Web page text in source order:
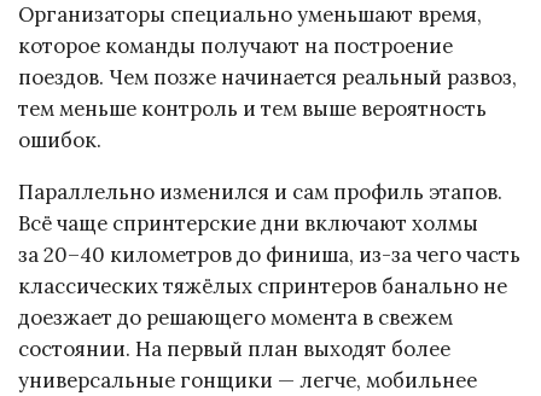
Организаторы специально уменьшают время,
которое команды получают на построение
поездов. Чем позже начинается реальный развоз,
тем меньше контроль и тем выше вероятность
ошибок.
Параллельно изменился и сам профиль этапов.
Всё чаще спринтерские дни включают холмы
за 20–40 километров до финиша, из-за чего часть
классических тяжёлых спринтеров банально не
доезжает до решающего момента в свежем
состоянии. На первый план выходят более
универсальные гонщики — легче, мобильнее